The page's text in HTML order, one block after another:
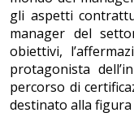
gli aspetti
manager del
obiettivi,
protagonista
percorso di
destinato alla figura